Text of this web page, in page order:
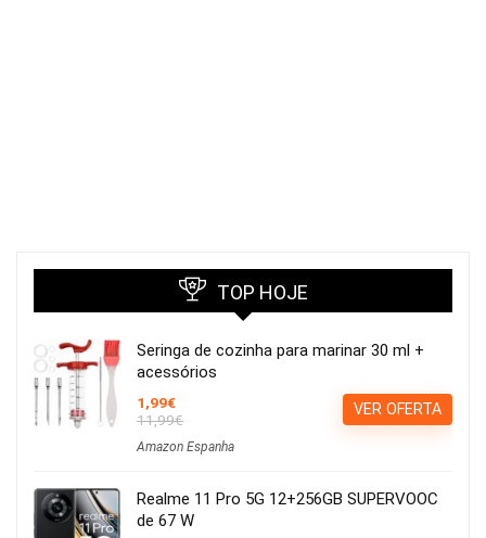
TOP HOJE
Seringa de cozinha para marinar 30 ml +
acessórios
1,99€
11,99€
Amazon Espanha
VER OFERTA
Realme 11 Pro 5G 12+256GB SUPERVOOC
de 67 W